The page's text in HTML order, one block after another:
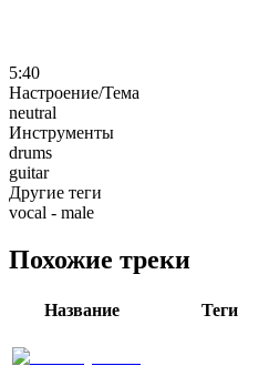
5:40
Настроение/Тема
neutral
Инструменты
drums
guitar
Другие теги
vocal - male
Похожие треки
Название Теги